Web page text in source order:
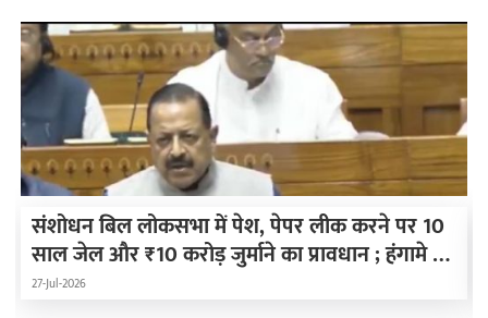
संशोधन बिल लोकसभा में पेश, पेपर लीक करने पर 10
साल जेल और ₹10 करोड़ जुर्माने का प्रावधान ; हंगामे के
कारण दोनों सदन स्थगित
27-Jul-2026